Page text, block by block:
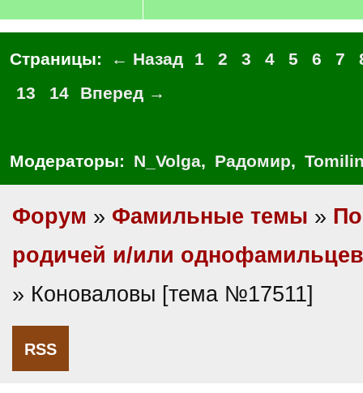
Страницы: ← Назад 1 2 3 4 5 6 7
13
14 Вперед →
Модераторы: N_Volga, Радомир,
Форум » Фамильные темы »
родичей и/или однофамильцев
» Коноваловы [тема №17511]
RSS